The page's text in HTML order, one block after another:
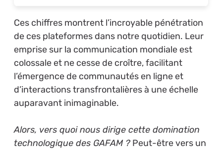
Ces chiffres montrent l’incroyable pénétration
de ces plateformes dans notre quotidien. Leur
emprise sur la communication mondiale est
colossale et ne cesse de croître, facilitant
l’émergence de communautés en ligne et
d’interactions transfrontalières à une échelle
auparavant inimaginable.
Alors, vers quoi nous dirige cette domination
technologique des GAFAM ?Peut-être vers un